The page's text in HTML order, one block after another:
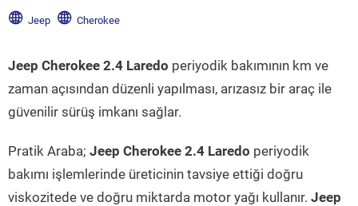
Jeep Cherokee
Jeep Cherokee 2.4 Laredo periyodik bakımının km ve
zaman açısından düzenli yapılması, arızasız bir araç ile
güvenilir sürüş imkanı sağlar.
Pratik Araba; Jeep Cherokee 2.4 Laredo periyodik
bakımı işlemlerinde üreticinin tavsiye ettiği doğru
viskozitede ve doğru miktarda motor yağı kullanır. Jeep